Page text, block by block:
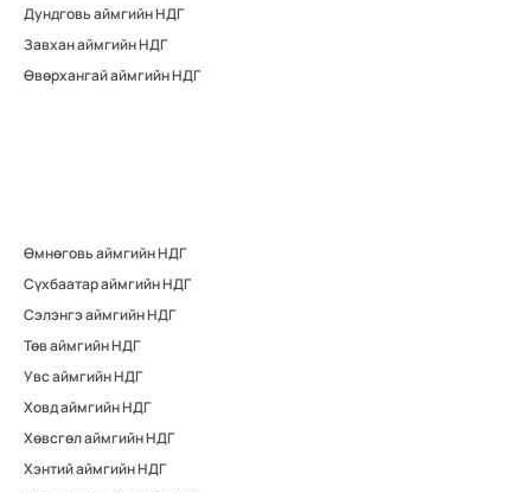
Дундговь аймгийн НДГ
Завхан аймгийн НДГ
Өвөрхангай аймгийн НДГ
Өмнөговь аймгийн НДГ
Сүхбаатар аймгийн НДГ
Сэлэнгэ аймгийн НДГ
Төв аймгийн НДГ
Увс аймгийн НДГ
Ховд аймгийн НДГ
Хөвсгөл аймгийн НДГ
Хэнтий аймгийн НДГ